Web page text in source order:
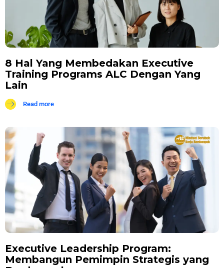
8 Hal Yang Membedakan Executive
Training Programs ALC Dengan Yang
Lain
Read more
Executive Leadership Program:
Membangun Pemimpin Strategis yang